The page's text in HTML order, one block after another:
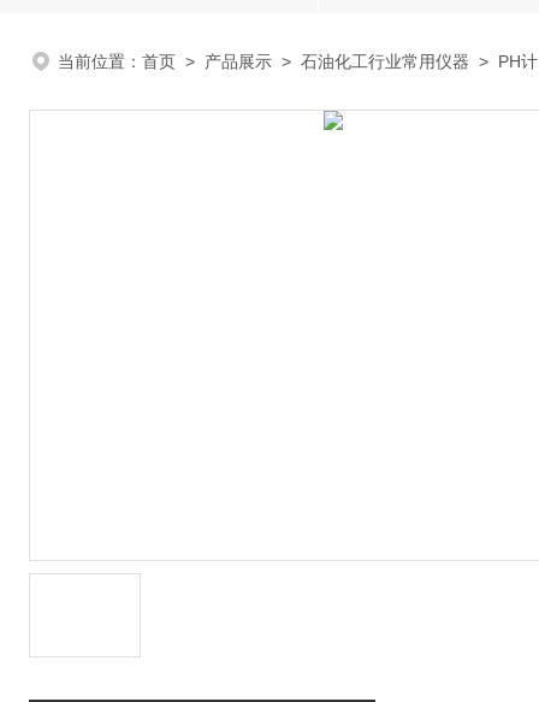
当前位置： 首页 > 产品展示 > 石油化工行业常用仪器 > PH计